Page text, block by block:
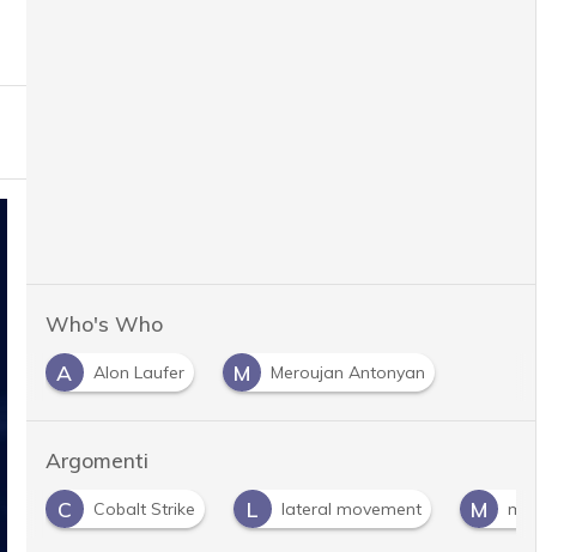
Who's Who
A
Alon Laufer M Meroujan Antonyan
Argomenti
C Cobalt Strike L lateral movement M